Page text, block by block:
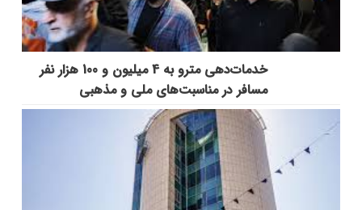
خدمات‌دهي مترو به 4 ميليون و 100 هزار نفر
مسافر در مناسبت‌هاي ملي و مذهبي